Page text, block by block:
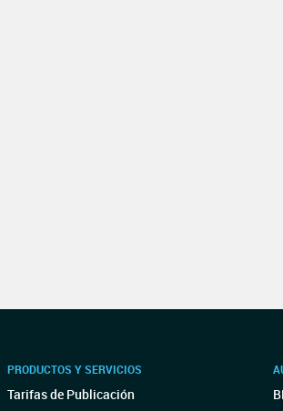
PRODUCTOS Y SERVICIOS
Tarifas de Publicación